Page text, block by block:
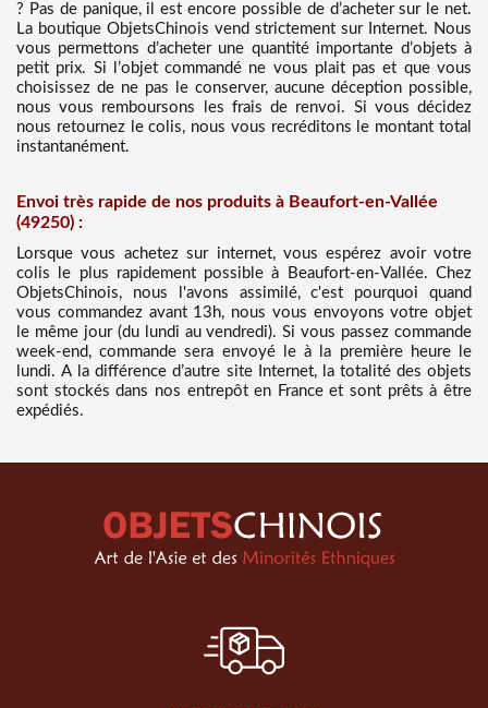
? Pas de panique, il est encore possible de d’acheter sur le net.
La boutique ObjetsChinois vend strictement sur Internet. Nous
vous permettons d’acheter une quantité importante d’objets à
petit prix. Si l’objet commandé ne vous plait pas et que vous
choisissez de ne pas le conserver, aucune déception possible,
nous vous remboursons les frais de renvoi. Si vous décidez
nous retournez le colis, nous vous recréditons le montant total
instantanément.
Envoi très rapide de nos produits à Beaufort-en-Vallée
(49250) :
Lorsque vous achetez sur internet, vous espérez avoir votre
colis le plus rapidement possible à Beaufort-en-Vallée. Chez
ObjetsChinois, nous l'avons assimilé, c'est pourquoi quand
vous commandez avant 13h, nous vous envoyons votre objet
le même jour (du lundi au vendredi). Si vous passez commande
week-end, commande sera envoyé le à la première heure le
lundi. A la différence d’autre site Internet, la totalité des objets
sont stockés dans nos entrepôt en France et sont prêts à être
expédiés.